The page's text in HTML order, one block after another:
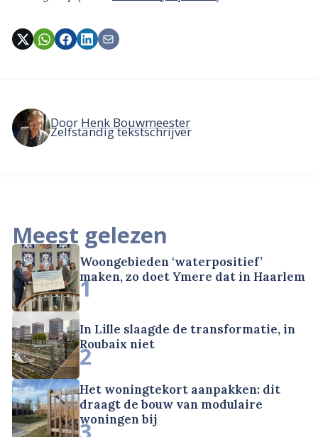
Door Henk Bouwmeester
Zelfstandig tekstschrijver
Meest gelezen
Woongebieden ‘waterpositief’
maken, zo doet Ymere dat in Haarlem
1
In Lille slaagde de transformatie, in
Roubaix niet
2
Het woningtekort aanpakken: dit
draagt de bouw van modulaire
woningen bij
3